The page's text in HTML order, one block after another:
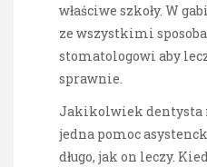
właściwe szkoły. W
ze wszystkimi
stomatologowi aby
sprawnie.
Jakikolwiek dentysta
jedna pomoc
długo, jak on leczy.